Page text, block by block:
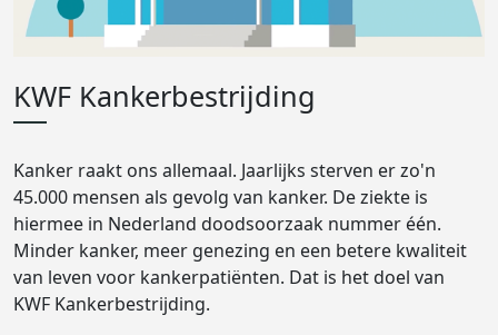
KWF Kankerbestrijding
Kanker raakt ons allemaal. Jaarlijks sterven er zo'n
45.000 mensen als gevolg van kanker. De ziekte is
hiermee in Nederland doodsoorzaak nummer één.
Minder kanker, meer genezing en een betere kwaliteit
van leven voor kankerpatiënten. Dat is het doel van
KWF Kankerbestrijding.